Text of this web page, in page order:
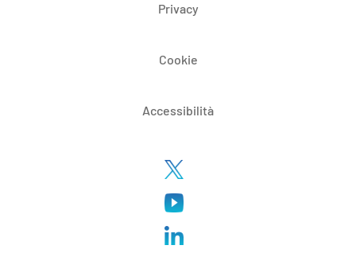
Privacy
Cookie
Accessibilità